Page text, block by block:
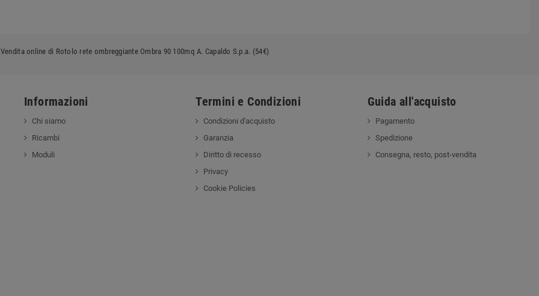
Vendita online di Rotolo rete ombreggiante Ombra 90 100mq A. Capaldo S.p.a. (54€)
Informazioni
Chi siamo
Ricambi
Moduli
Termini e Condizioni
Condizioni d'acquisto
Garanzia
Diritto di recesso
Privacy
Cookie Policies
Guida all'acquisto
Pagamento
Spedizione
Consegna, resto, post-vendita